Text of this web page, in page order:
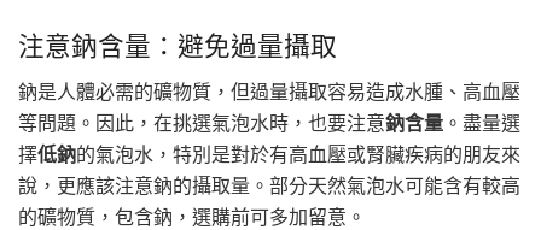
注意鈉含量：避免過量攝取
鈉是人體必需的礦物質，但過量攝取容易造成水腫、高血壓
等問題。因此，在挑選氣泡水時，也要注意鈉含量 。盡量選
擇低鈉的氣泡水，特別是對於有高血壓或腎臟疾病的朋友來
說，更應該注意鈉的攝取量。部分天然氣泡水可能含有較高
的礦物質，包含鈉，選購前可多加留意。